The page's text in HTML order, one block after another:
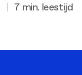
| 7 min. leestijd